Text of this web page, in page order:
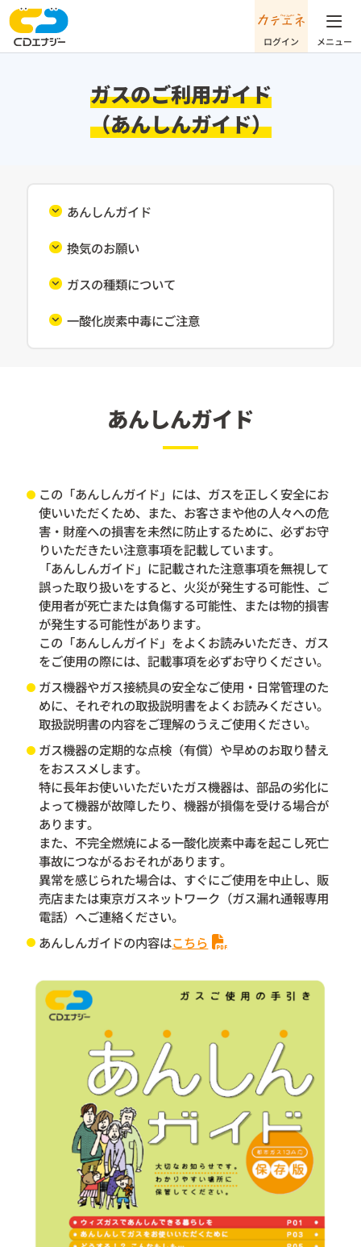
ガスのご利用ガイド
（あんしんガイド）
あんしんガイド
換気のお願い
ガスの種類について
一酸化炭素中毒にご注意
あんしんガイド
この「あんしんガイド」には、ガスを正しく安全にお
使いいただくため、また、お客さまや他の人々への危
害・財産への損害を未然に防止するために、必ずお守
りいただきたい注意事項を記載しています。
「あんしんガイド」に記載された注意事項を無視して
誤った取り扱いをすると、火災が発生する可能性、ご
使用者が死亡または負傷する可能性、または物的損害
が発生する可能性があります。
この「あんしんガイド」をよくお読みいただき、ガス
をご使用の際には、記載事項を必ずお守りください。
ガス機器やガス接続具の安全なご使用・日常管理のた
めに、それぞれの取扱説明書をよくお読みください。
取扱説明書の内容をご理解のうえご使用ください。
ガス機器の定期的な点検（有償）や早めのお取り替え
をおススメします。
特に長年お使いいただいたガス機器は、部品の劣化に
よって機器が故障したり、機器が損傷を受ける場合が
あります。
また、不完全燃焼による一酸化炭素中毒を起こし死亡
事故につながるおそれがあります。
異常を感じられた場合は、すぐにご使用を中止し、販
売店または東京ガスネットワーク（ガス漏れ通報専用
電話）へご連絡ください。
あんしんガイドの内容はこちら